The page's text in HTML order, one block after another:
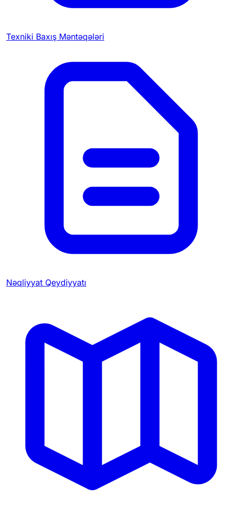
Texniki Baxış Məntəqələri
Nəqliyyat Qeydiyyatı